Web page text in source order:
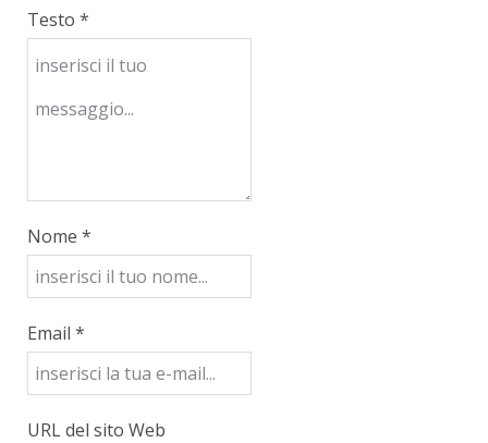
Testo *
Nome *
Email *
URL del sito Web